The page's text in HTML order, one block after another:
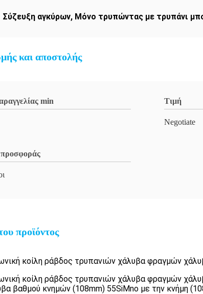
Σύζευξη αγκύρων, Μόνο τρυπώντας με τρυπάνι
και αποστολής
min Τιμή
Negotiate
προϊόντος
κοίλη ράβδος τρυπανιών χάλυβα φραγμών
κοίλη ράβδος τρυπανιών χάλυβα φραγμών
βαθμού κνημών (108mm) 55SiMno με την κνήμη